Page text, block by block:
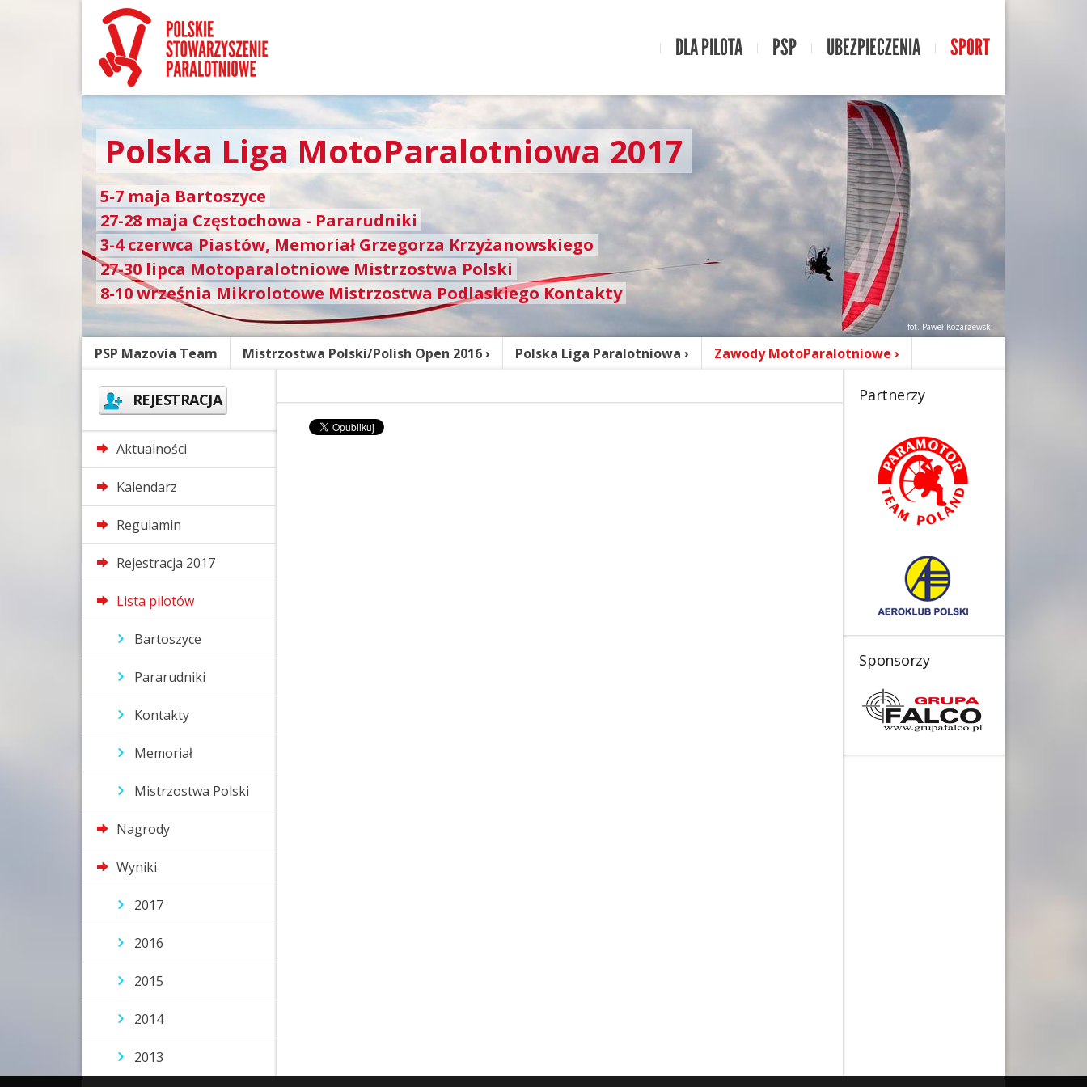
DLA PILOTA PSP UBEZPIECZENIA SPORT
Polska Liga MotoParalotniowa 2017
5-7 maja Bartoszyce
27-28 maja Częstochowa - Pararudniki
3-4 czerwca Piastów, Memoriał Grzegorza Krzyżanowskiego
27-30 lipca Motoparalotniowe Mistrzostwa Polski
8-10 września Mikrolotowe Mistrzostwa Podlaskiego Kontakty
fot. Paweł Kozarzewski
PSP Mazovia Team Mistrzostwa Polski/Polish Open 2016 Polska Liga Paralotniowa Zawody MotoParalotniowe
REJESTRACJA
Aktualności
Kalendarz
Regulamin
Rejestracja 2017
Lista pilotów
Bartoszyce
Pararudniki
Kontakty
Memoriał
Mistrzostwa Polski
Nagrody
Wyniki
2017
2016
2015
2014
2013
Partnerzy
Sponsorzy